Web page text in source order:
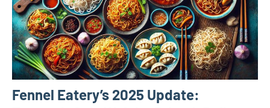
Fennel Eatery’s 2025 Update: